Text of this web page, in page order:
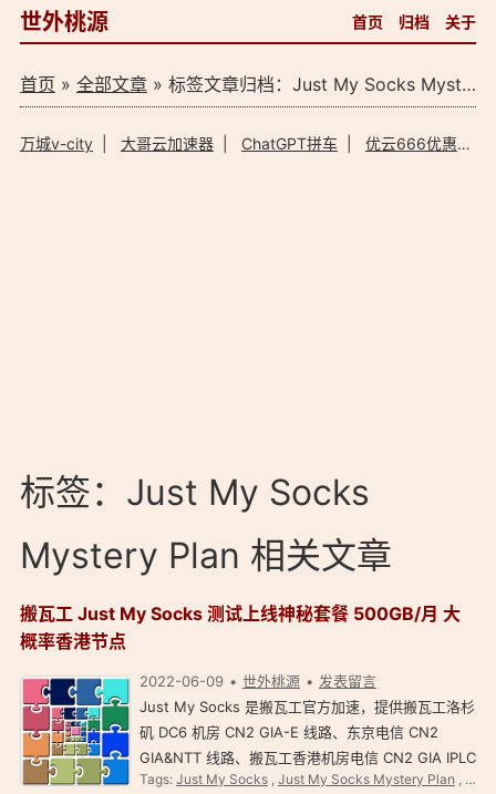
世外桃源 首页 归档 关于
首页 » 全部文章» 标签文章归档：Just My Socks Mystery Plan（1）
万城v-city| 大哥云加速器| ChatGPT拼车| 优云666优惠码
标签：Just My Socks
Mystery Plan 相关文章
搬瓦工 Just My Socks 测试上线神秘套餐 500GB/月 大
概率香港节点
2022-06-09 世外桃源
发表留言
Just My Socks 是搬瓦工官方加速，提供搬瓦工洛杉
矶 DC6 机房 CN2 GIA-E 线路、东京电信 CN2
GIA&NTT 线路、搬瓦工香港机房电信 CN2 GIA IPLC
直连线路等，提供 SS 和 V2ray 节点。 JMS 搬瓦工
Tags: Just My Socks, Just My Socks Mystery Plan , 搬瓦